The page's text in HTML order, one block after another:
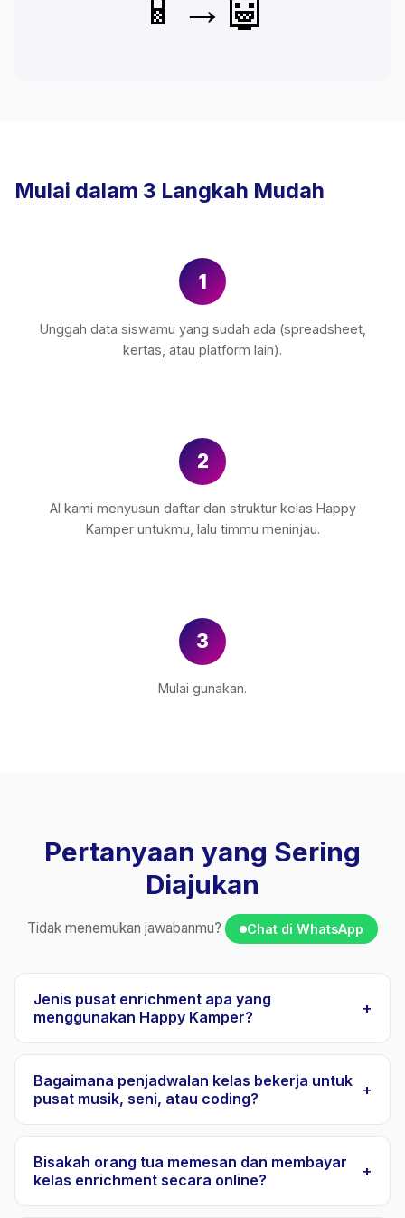
Mulai dalam 3 Langkah Mudah
1
Unggah data siswamu yang sudah ada (spreadsheet,
kertas, atau platform lain).
2
AI kami menyusun daftar dan struktur kelas Happy
Kamper untukmu, lalu timmu meninjau.
3
Mulai gunakan.
Pertanyaan yang Sering
Diajukan
Tidak menemukan jawabanmu? Chat di WhatsApp
Jenis pusat enrichment apa yang
menggunakan Happy Kamper?
+
Happy Kamper melayani berbagai bisnis enrichment
dan les anak di Indonesia, antara lain sekolah musik
dan tari, studio seni dan kerajinan, pusat coding dan
robotika, akademi olahraga, sekolah bahasa, pusat
pelajaran. Platform ini hadir untuk menangani
Bagaimana penjadwalan kelas bekerja untuk
pusat musik, seni, atau coding?
+
Modul manajemen jadwal Happy Kamper
menyediakan pembuat jadwal visual tempat kamu
membuat slot kelas berulang, menetapkan guru dan
ruangan, dan mengatur kapasitas pendaftaran. Sistem
Bisakah orang tua memesan dan membayar
kelas enrichment secara online?
+